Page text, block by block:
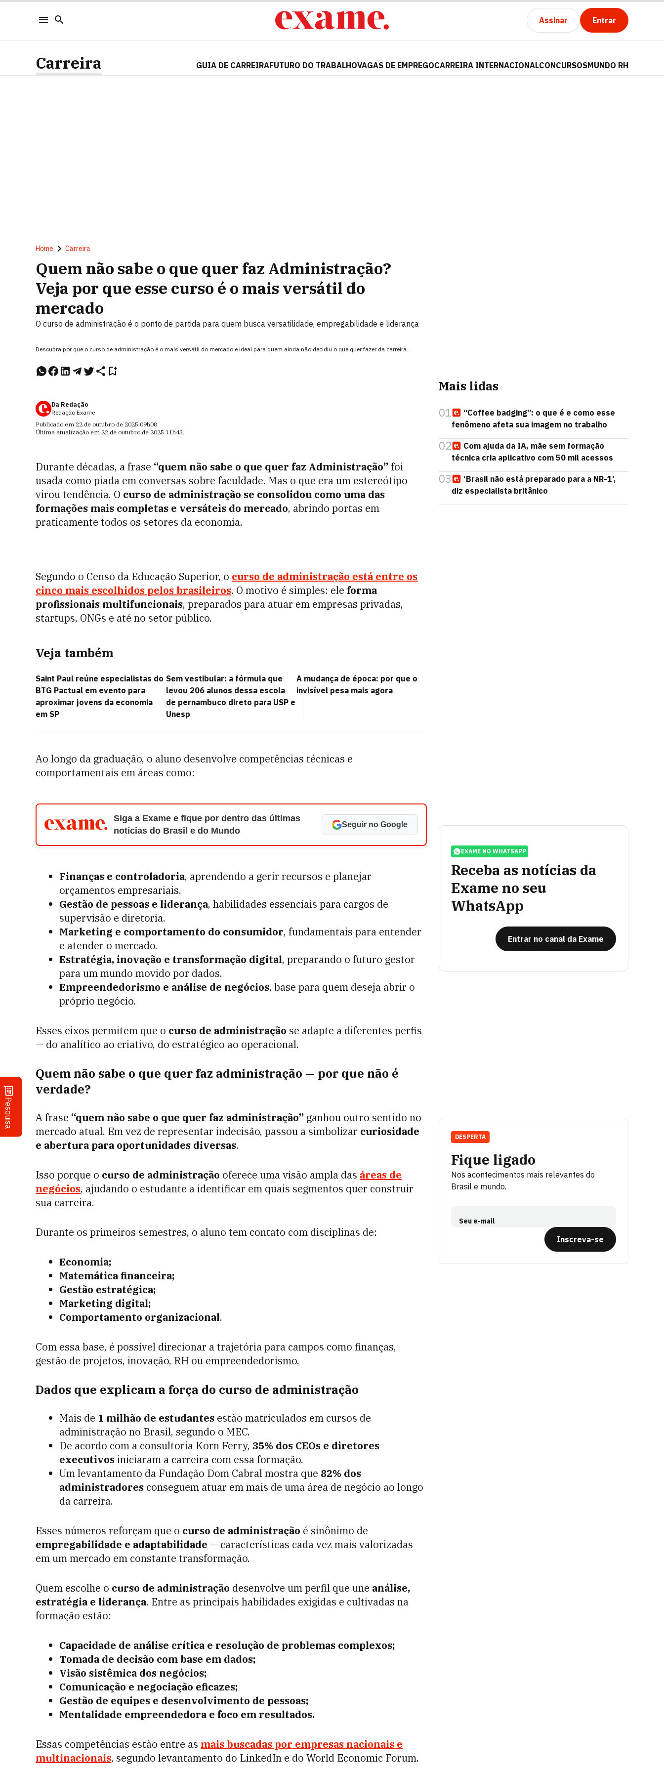
Assinar Entrar
Pesquisa
Carreira GUIA DE CARREIRAFUTURO DO TRABALHOVAGAS DE EMPREGOCARREIRA INTERNACIONALCONCURSOSMUNDO RH
Home Carreira
Quem não sabe o que quer faz Administração?
Veja por que esse curso é o mais versátil do
mercado
O curso de administração é o ponto de partida para quem busca versatilidade, empregabilidade e liderança
Descubra por que o curso de administração é o mais versátil do mercado e ideal para quem ainda não decidiu o que quer fazer da carreira.
Da Redação
Redação Exame
Publicado em 22 de outubro de 2025 09h08.
Última atualização em 22 de outubro de 2025 11h43.
Durante décadas, a frase “quem não sabe o que quer faz Administração” foi
usada como piada em conversas sobre faculdade. Mas o que era um estereótipo
virou tendência. O curso de administração se consolidou como uma das
formações mais completas e versáteis do mercado, abrindo portas em
praticamente todos os setores da economia.
Segundo o Censo da Educação Superior, o curso de administração está entre os
cinco mais escolhidos pelos brasileiros. O motivo é simples: ele forma
profissionais multifuncionais, preparados para atuar em empresas privadas,
startups, ONGs e até no setor público.
Veja também
Saint Paul reúne especialistas do
BTG Pactual em evento para
aproximar jovens da economia
em SP
Sem vestibular: a fórmula que
levou 206 alunos dessa escola
de pernambuco direto para USP e
Unesp
A mudança de época: por que o
invisível pesa mais agora
Ao longo da graduação, o aluno desenvolve competências técnicas e
comportamentais em áreas como:
Siga a Exame e fique por dentro das últimas
notícias do Brasil e do Mundo
Seguir no Google
Finanças e controladoria, aprendendo a gerir recursos e planejar
orçamentos empresariais.
Gestão de pessoas e liderança, habilidades essenciais para cargos de
supervisão e diretoria.
Marketing e comportamento do consumidor, fundamentais para entender
e atender o mercado.
Estratégia, inovação e transformação digital, preparando o futuro gestor
para um mundo movido por dados.
Empreendedorismo e análise de negócios, base para quem deseja abrir o
próprio negócio.
Esses eixos permitem que o curso de administração se adapte a diferentes perfis
— do analítico ao criativo, do estratégico ao operacional.
Quem não sabe o que quer faz administração — por que não é
verdade?
A frase “quem não sabe o que quer faz administração” ganhou outro sentido no
mercado atual. Em vez de representar indecisão, passou a simbolizar curiosidade
e abertura para oportunidades diversas.
Isso porque o curso de administração oferece uma visão ampla das áreas de
negócios, ajudando o estudante a identificar em quais segmentos quer construir
sua carreira.
Durante os primeiros semestres, o aluno tem contato com disciplinas de:
Economia;
Matemática financeira;
Gestão estratégica;
Marketing digital;
Comportamento organizacional.
Com essa base, é possível direcionar a trajetória para campos como finanças,
gestão de projetos, inovação, RH ou empreendedorismo.
Dados que explicam a força do curso de administração
Mais de 1 milhão de estudantes estão matriculados em cursos de
administração no Brasil, segundo o MEC.
De acordo com a consultoria Korn Ferry, 35% dos CEOs e diretores
executivosiniciaram a carreira com essa formação.
Um levantamento da Fundação Dom Cabral mostra que 82% dos
administradores conseguem atuar em mais de uma área de negócio ao longo
da carreira.
Esses números reforçam que o curso de administração é sinônimo de
empregabilidade e adaptabilidade — características cada vez mais valorizadas
em um mercado em constante transformação.
Quem escolhe o curso de administração desenvolve um perfil que une análise,
estratégia e liderança. Entre as principais habilidades exigidas e cultivadas na
formação estão:
Capacidade de análise crítica e resolução de problemas complexos;
Tomada de decisão com base em dados;
Visão sistêmica dos negócios;
Comunicação e negociação eficazes;
Gestão de equipes e desenvolvimento de pessoas;
Mentalidade empreendedora e foco em resultados.
Essas competências estão entre as mais buscadas por empresas nacionais e
multinacionais, segundo levantamento do LinkedIn e do World Economic Forum.
Mais lidas
01
“Coffee badging”: o que é e como esse
fenômeno afeta sua imagem no trabalho
02
Com ajuda da IA, mãe sem formação
técnica cria aplicativo com 50 mil acessos
03
‘Brasil não está preparado para a NR-1’,
diz especialista britânico
EXAME NO WHATSAPP
Receba as notícias da
Exame no seu
WhatsApp
Entrar no canal da Exame
Fique ligado
Nos acontecimentos mais relevantes do
Brasil e mundo.
Seu e-mail
Inscreva-se
DESPERTA